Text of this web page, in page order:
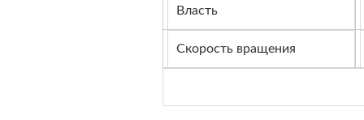
Власть
Скорость вращения